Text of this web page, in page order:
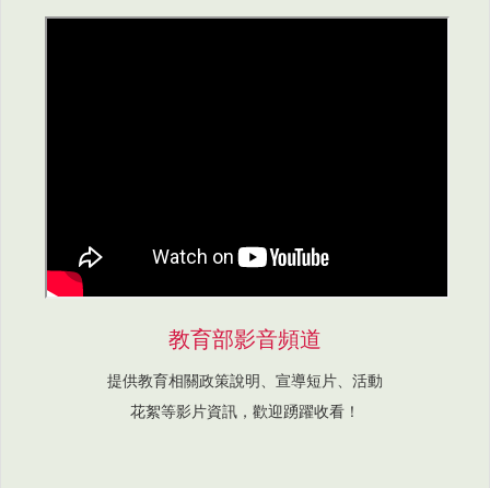
教育部影音頻道
提供教育相關政策說明、宣導短片、活動
花絮等影片資訊，歡迎踴躍收看！